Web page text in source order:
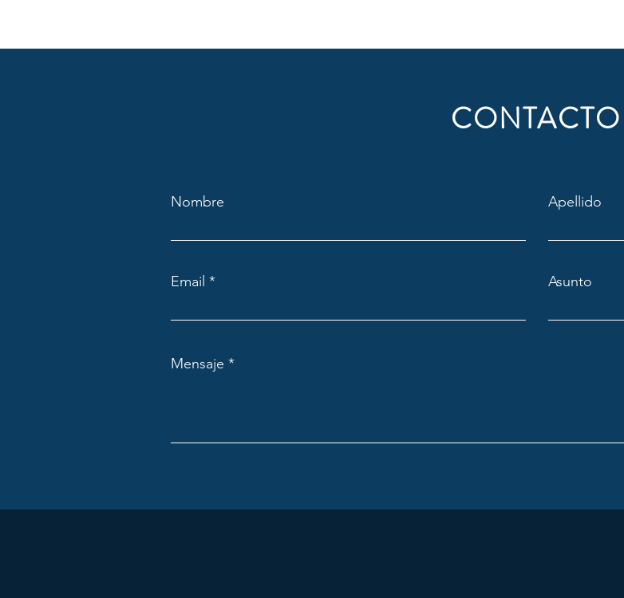
CONTACTO
Nombre Apellido
Email Asunto
Mensaje